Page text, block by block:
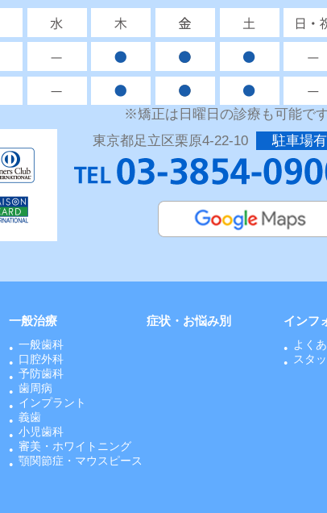
※矯正は日曜日の診療も可能です
東京都足立区栗原4-22-10
駐車場有
一般治療
一般歯科
口腔外科
予防歯科
歯周病
インプラント
義歯
小児歯科
審美・ホワイトニング
顎関節症・マウスピース
症状・お悩み別 インフ
よく
スタ